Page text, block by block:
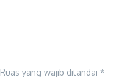
Ruas yang wajib ditandai *